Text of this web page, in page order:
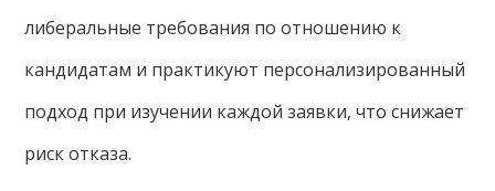
либеральные требования по отношению к
кандидатам и практикуют персонализированный
подход при изучении каждой заявки, что снижает
риск отказа.